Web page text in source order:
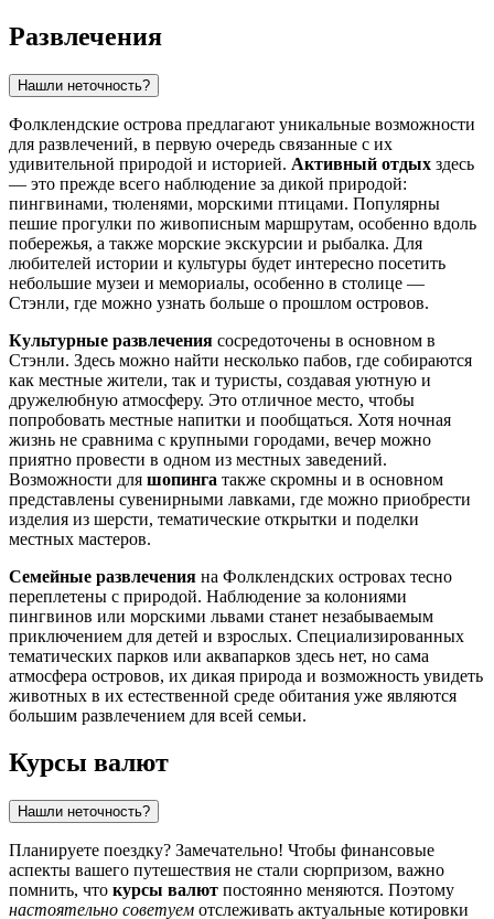
Развлечения
Нашли неточность?
Фолклендские острова предлагают уникальные возможности
для развлечений, в первую очередь связанные с их
удивительной природой и историей. Активный отдых здесь
— это прежде всего наблюдение за дикой природой:
пингвинами, тюленями, морскими птицами. Популярны
пешие прогулки по живописным маршрутам, особенно вдоль
побережья, а также морские экскурсии и рыбалка. Для
любителей истории и культуры будет интересно посетить
небольшие музеи и мемориалы, особенно в столице —
Стэнли, где можно узнать больше о прошлом островов.
Культурные развлечения сосредоточены в основном в
Стэнли. Здесь можно найти несколько пабов, где собираются
как местные жители, так и туристы, создавая уютную и
дружелюбную атмосферу. Это отличное место, чтобы
попробовать местные напитки и пообщаться. Хотя ночная
жизнь не сравнима с крупными городами, вечер можно
приятно провести в одном из местных заведений.
Возможности для шопинга также скромны и в основном
представлены сувенирными лавками, где можно приобрести
изделия из шерсти, тематические открытки и поделки
местных мастеров.
Семейные развлечения на Фолклендских островах тесно
переплетены с природой. Наблюдение за колониями
пингвинов или морскими львами станет незабываемым
приключением для детей и взрослых. Специализированных
тематических парков или аквапарков здесь нет, но сама
атмосфера островов, их дикая природа и возможность увидеть
животных в их естественной среде обитания уже являются
большим развлечением для всей семьи.
Курсы валют
Нашли неточность?
Планируете поездку? Замечательно! Чтобы финансовые
аспекты вашего путешествия не стали сюрпризом, важно
помнить, что курсы валют постоянно меняются. Поэтому
настоятельно советуем отслеживать актуальные котировки